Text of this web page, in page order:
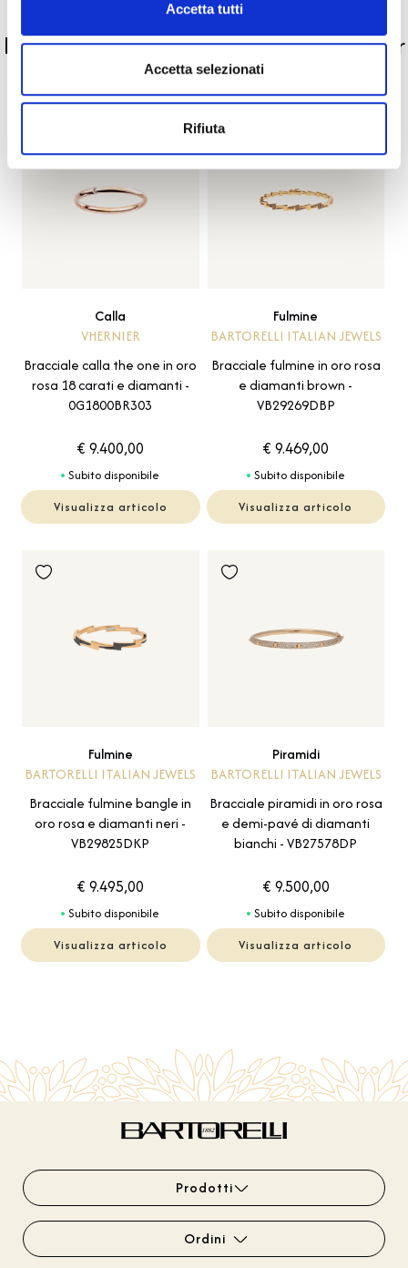
Accetta tutti
Accetta selezionati
Rifiuta
PRODOTTI SIMILI
La nostra selezione di prodotti scelti per
te
Calla
VHERNIER
Bracciale calla the one in oro
rosa 18 carati e diamanti -
0G1800BR303
€ 9.400,00
Subito disponibile
Visualizza articolo
Fulmine
BARTORELLI ITALIAN JEWELS
Bracciale fulmine in oro rosa
e diamanti brown -
VB29269DBP
€ 9.469,00
Subito disponibile
Visualizza articolo
Fulmine
BARTORELLI ITALIAN JEWELS
Bracciale fulmine bangle in
oro rosa e diamanti neri -
VB29825DKP
€ 9.495,00
Subito disponibile
Visualizza articolo
Piramidi
BARTORELLI ITALIAN JEWELS
Bracciale piramidi in oro rosa
e demi-pavé di diamanti
bianchi - VB27578DP
€ 9.500,00
Subito disponibile
Visualizza articolo
Prodotti
Ordini